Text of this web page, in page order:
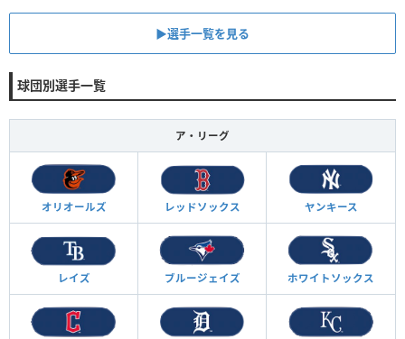
▶︎選手一覧を見る
球団別選手一覧
ア・リーグ
オリオールズ レッドソックス ヤンキース
レイズ ブルージェイズ ホワイトソックス